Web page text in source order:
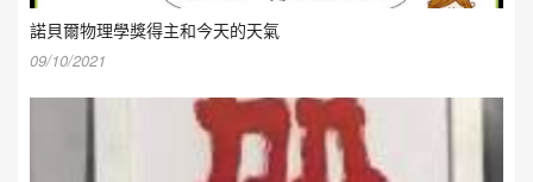
諾貝爾物理學獎得主和今天的天氣
09/10/2021